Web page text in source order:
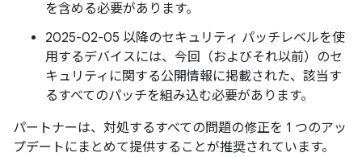
を含める必要があります。
2025-02-05 以降のセキュリティ パッチレベルを使
用するデバイスには、今回（およびそれ以前）のセ
キュリティに関する公開情報に掲載された、該当す
るすべてのパッチを組み込む必要があります。
パートナーは、対処するすべての問題の修正を 1 つのアッ
プデートにまとめて提供することが推奨されています。